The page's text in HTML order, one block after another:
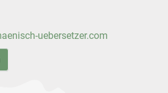
uebersetzer.com